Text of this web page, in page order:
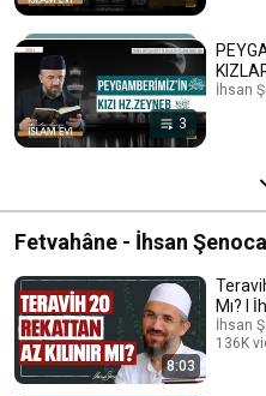
3
İhsan
Fetvahâne - İhsan
8:03
Mı? l
İhsan
136K